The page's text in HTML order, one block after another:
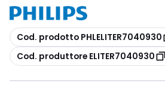
copia
Cod. prodotto PHLELITER7040930
copia
Cod. produttore ELITER7040930